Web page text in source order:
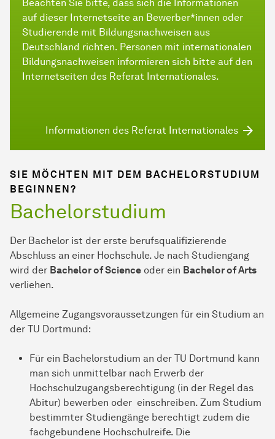
Beachten Sie bitte, dass sich die Informationen
auf dieser Internetseite an Bewerber*innen oder
Studierende mit Bildungsnachweisen aus
Deutschland richten. Personen mit internationalen
Bildungsnachweisen informieren sich bitte auf den
Internetseiten des Referat Internationales.
Informationen des Referat Internationales
SIE MÖCHTEN MIT DEM BACHELORSTUDIUM
BEGINNEN?
Bachelorstudium
Der Bachelor ist der erste berufsqualifizierende
Abschluss an einer Hochschule. Je nach Studiengang
wird der Bachelor of Science oder ein Bachelor of Arts
verliehen.
Allgemeine Zugangsvoraussetzungen für ein Studium an
der TU Dortmund:
Für ein Bachelorstudium an der TU Dortmund kann
man sich unmittelbar nach Erwerb der
Hochschulzugangsberechtigung (in der Regel das
Abitur) bewerben oder einschreiben. Zum Studium
bestimmter Studiengänge berechtigt zudem die
fachgebundene Hochschulreife. Die